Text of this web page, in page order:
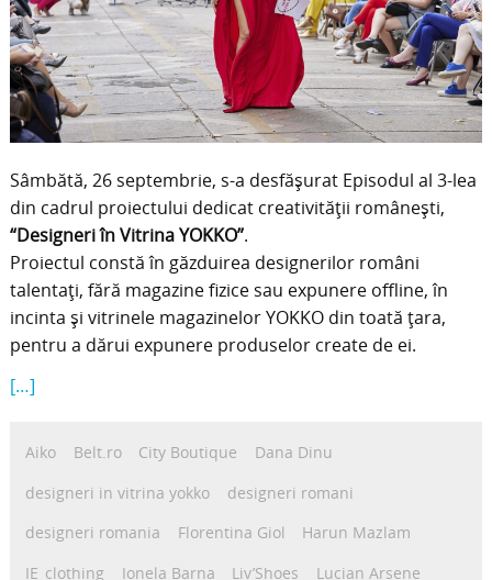
Sâmbătă, 26 septembrie, s-a desfășurat Episodul al 3-lea
din cadrul proiectului dedicat creativității românești,
“Designeri în Vitrina YOKKO”.
Proiectul constă în găzduirea designerilor români
talentați, fără magazine fizice sau expunere offline, în
incinta și vitrinele magazinelor YOKKO din toată țara,
pentru a dărui expunere produselor create de ei.
[…]
Aiko Belt.ro City Boutique
Dana Dinu
designeri in vitrina yokko
designeri romani
designeri romania
Florentina Giol
Harun Mazlam
IE_clothing
Ionela Barna Liv’Shoes
Lucian Arsene